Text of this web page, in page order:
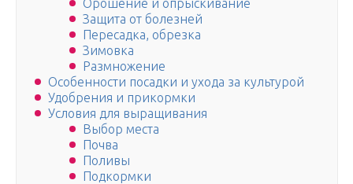
Орошение и опрыскивание
Защита от болезней
Пересадка, обрезка
Зимовка
Размножение
Особенности посадки и ухода за культурой
Удобрения и прикормки
Условия для выращивания
Выбор места
Почва
Поливы
Подкормки